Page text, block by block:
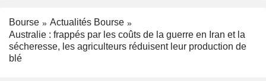
Bourse
Actualités Bourse
Australie : frappés par les coûts de la guerre en Iran et la
sécheresse, les agriculteurs réduisent leur production de
blé